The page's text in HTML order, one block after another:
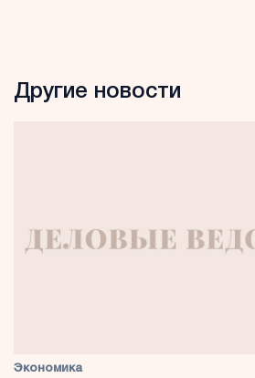
Другие новости
Экономика